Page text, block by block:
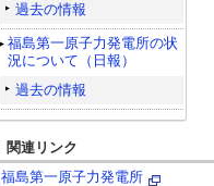
過去の情報
福島第一原子力発電所の状
況について（日報）
過去の情報
関連リンク
福島第一原子力発電所